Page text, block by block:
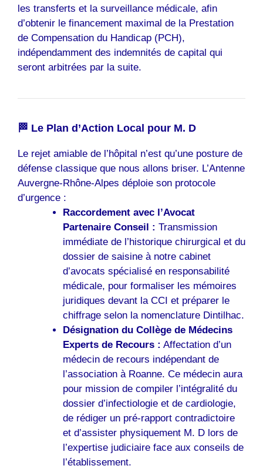
les transferts et la surveillance médicale, afin
d’obtenir le financement maximal de la Prestation
de Compensation du Handicap (PCH),
indépendamment des indemnités de capital qui
seront arbitrées par la suite.
🏁 Le Plan d’Action Local pour M. D
Le rejet amiable de l’hôpital n’est qu’une posture de
défense classique que nous allons briser. L’Antenne
Auvergne-Rhône-Alpes déploie son protocole
d’urgence :
Raccordement avec l’Avocat
Partenaire Conseil : Transmission
immédiate de l’historique chirurgical et du
dossier de saisine à notre cabinet
d’avocats spécialisé en responsabilité
médicale, pour formaliser les mémoires
juridiques devant la CCI et préparer le
chiffrage selon la nomenclature Dintilhac.
Désignation du Collège de Médecins
Experts de Recours : Affectation d’un
médecin de recours indépendant de
l’association à Roanne. Ce médecin aura
pour mission de compiler l’intégralité du
dossier d’infectiologie et de cardiologie,
de rédiger un pré-rapport contradictoire
et d’assister physiquement M. D lors de
l’expertise judiciaire face aux conseils de
l’établissement.